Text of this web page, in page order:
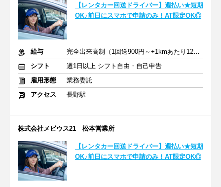
【レンタカー回送ドライバー】週払い★短期
OK♪前日にスマホで申請のみ！AT限定OK◎
給与
完全出来高制（1回送900円～+1kmあたり12円～）＋交通費
シフト
週1日以上 シフト自由・自己申告
雇用形態
業務委託
アクセス
長野駅
株式会社メビウス21 松本営業所
【レンタカー回送ドライバー】週払い★短期
OK♪前日にスマホで申請のみ！AT限定OK◎